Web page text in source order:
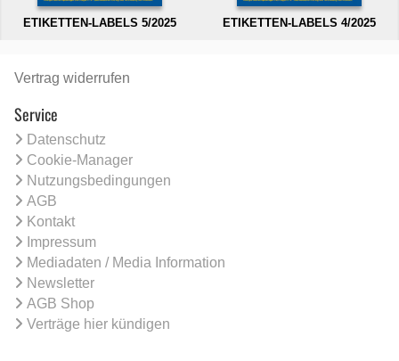
ETIKETTEN-LABELS 5/2025 ETIKETTEN-LABELS 4/2025
Vertrag widerrufen
Service
Datenschutz
Cookie-Manager
Nutzungsbedingungen
AGB
Kontakt
Impressum
Mediadaten / Media Information
Newsletter
AGB Shop
Verträge hier kündigen